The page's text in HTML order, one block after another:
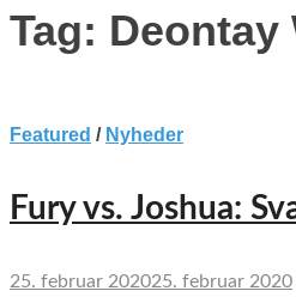
Tag: Deontay
Featured / Nyheder
Fury vs. Joshua:
25. februar 202025. februar 2020